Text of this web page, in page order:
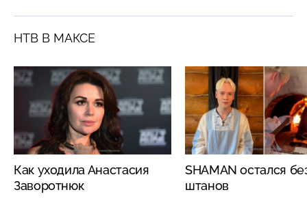
НТВ В МАКСЕ
Как уходила Анастасия
Заворотнюк
SHAMAN остался
штанов